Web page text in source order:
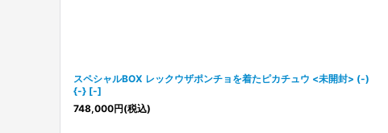
スペシャルBOX レックウザポンチョを着たピカチュウ <未開封> (-)
{-} [-]
748,000円(税込)